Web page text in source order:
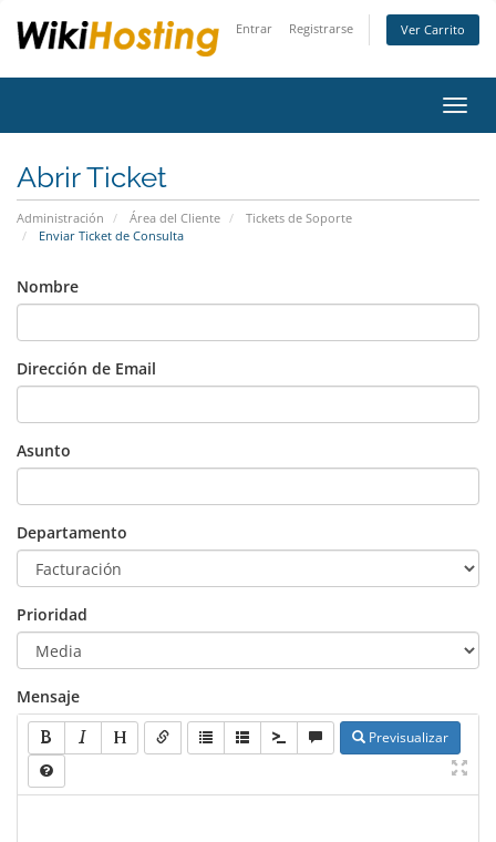
Entrar Registrarse Ver Carrito
Abrir Ticket
Administración Área del Cliente
Tickets de Soporte
Enviar Ticket de Consulta
Nombre
Dirección de Email
Asunto
Departamento
Prioridad
Mensaje
Previsualizar